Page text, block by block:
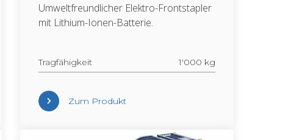
Um­welt­freund­li­cher Elek­tro-Front­stap­ler
mit Li­thi­um-Ionen-Bat­te­rie.
Trag­fä­hig­keit 1'000 kg
Zum Pro­dukt